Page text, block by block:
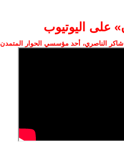
على اليوتيوب
الناصري، أحد مؤسسي الحوار المتمدن